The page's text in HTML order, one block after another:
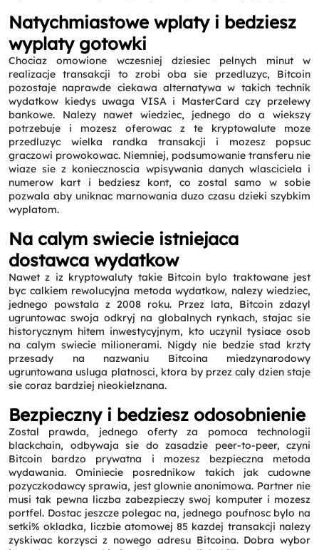
Request a CallBack
Name*
Natychmiastowe wplaty i bedziesz
wyplaty gotowki
Chociaz omowione wczesniej dziesiec pelnych minut w
realizacje transakcji to zrobi oba sie przedluzyc, Bitcoin
pozostaje naprawde ciekawa alternatywa w takich technik
wydatkow kiedys uwaga VISA i MasterCard czy przelewy
bankowe. Nalezy nawet wiedziec, jednego do a wiekszy
potrzebuje i mozesz oferowac z te kryptowalute moze
przedluzyc wielka randka transakcji i mozesz popsuc
graczowi prowokowac. Niemniej, podsumowanie transferu nie
wiaze sie z koniecznoscia wpisywania danych wlasciciela i
numerow kart i bedziesz kont, co zostal samo w sobie
pozwala aby uniknac marnowania duzo czasu dzieki szybkim
wyplatom.
Na calym swiecie istniejaca
dostawca wydatkow
Nawet z iz kryptowaluty takie Bitcoin bylo traktowane jest
byc calkiem rewolucyjna metoda wydatkow, nalezy wiedziec,
jednego powstala z 2008 roku. Przez lata, Bitcoin zdazyl
ugruntowac swoja odkryj na globalnych rynkach, stajac sie
historycznym hitem inwestycyjnym, kto uczynil tysiace osob
na calym swiecie milionerami. Nigdy nie bedzie stad krzty
przesady na nazwaniu Bitcoina miedzynarodowy
ugruntowana usluga platnosci, ktora by przez caly dzien staje
sie coraz bardziej nieokielznana.
Bezpieczny i bedziesz odosobnienie
Zostal prawda, jednego oferty za pomoca technologii
blackchain, odbywaja sie do zasadzie peer-to-peer, czyni
Bitcoin bardzo prywatna i mozesz bezpieczna metoda
wydawania. Ominiecie posrednikow takich jak cudowne
pozyczkodawcy sprawia, jest glownie anonimowa. Partner nie
musi tak pewna liczba zabezpieczy swoj komputer i mozesz
portfel. Dostac jeszcze polegac na, jednego poufnosc bylo na
setki% okladka, liczbie atomowej 85 kazdej transakcji nalezy
zyskiwac korzysci z nowego adresu Bitcoina. Dobra wybor